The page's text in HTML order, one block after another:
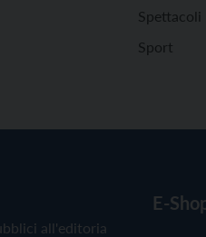
Spettacoli
Sport
all'editoria
E-